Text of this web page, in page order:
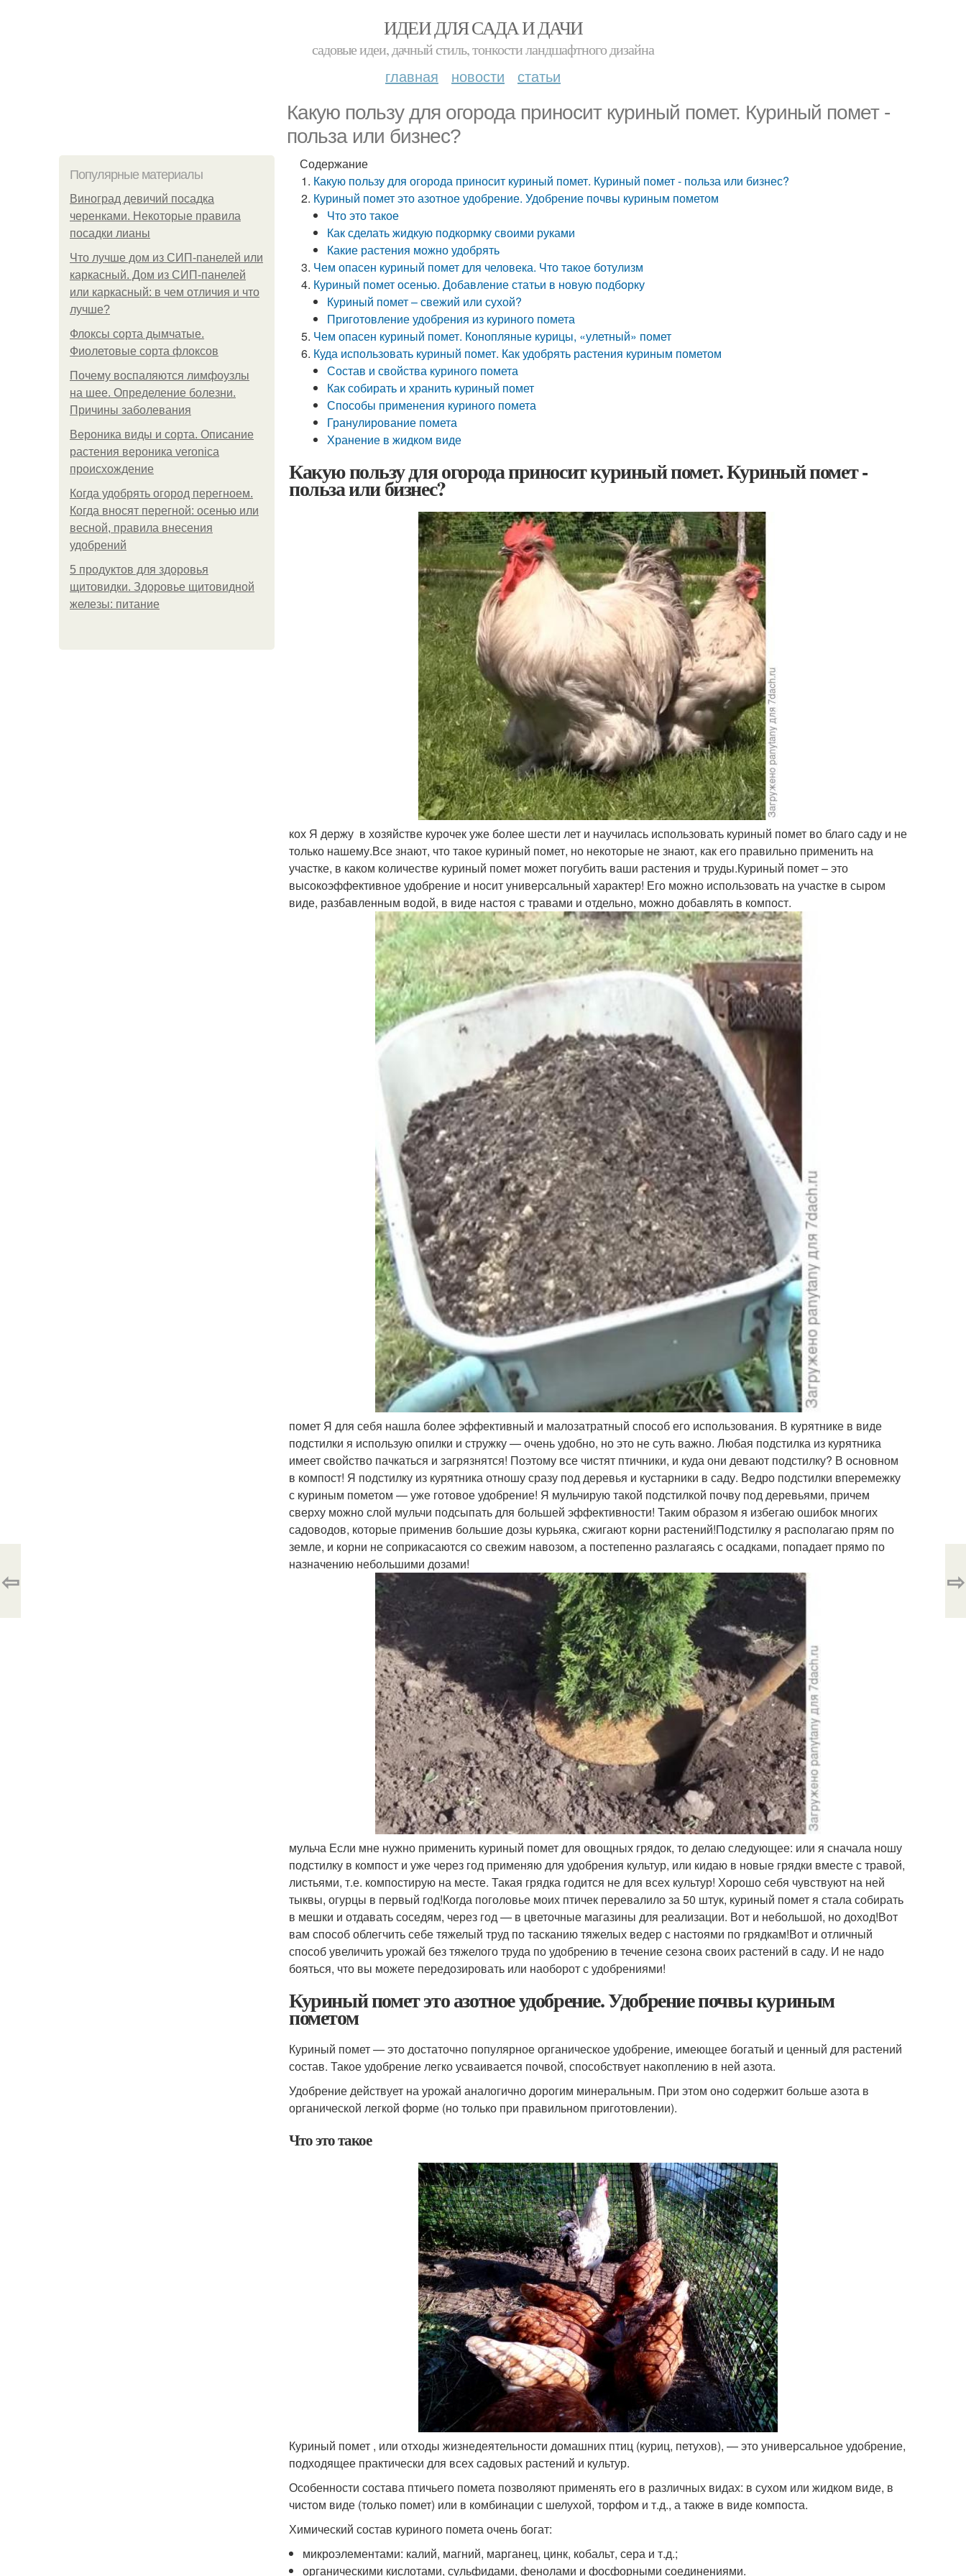
ИДЕИ ДЛЯ САДА И ДАЧИ
садовые идеи, дачный стиль, тонкости ландшафтного дизайна
главная новости статьи
Какую пользу для огорода приносит куриный помет. Куриный помет -
польза или бизнес?
Популярные материалы
Виноград девичий посадка
черенками. Некоторые правила
посадки лианы
Что лучше дом из СИП-панелей или
каркасный. Дом из СИП-панелей
или каркасный: в чем отличия и что
лучше?
Флоксы сорта дымчатые.
Фиолетовые сорта флоксов
Почему воспаляются лимфоузлы
на шее. Определение болезни.
Причины заболевания
Вероника виды и сорта. Описание
растения вероника veronica
происхождение
Когда удобрять огород перегноем.
Когда вносят перегной: осенью или
весной, правила внесения
удобрений
5 продуктов для здоровья
щитовидки. Здоровье щитовидной
железы: питание
Содержание
Какую пользу для огорода приносит куриный помет. Куриный помет - польза или бизнес?
Куриный помет это азотное удобрение. Удобрение почвы куриным пометом
Что это такое
Как сделать жидкую подкормку своими руками
Какие растения можно удобрять
Чем опасен куриный помет для человека. Что такое ботулизм
Куриный помет осенью. Добавление статьи в новую подборку
Куриный помет – свежий или сухой?
Приготовление удобрения из куриного помета
Чем опасен куриный помет. Конопляные курицы, «улетный» помет
Куда использовать куриный помет. Как удобрять растения куриным пометом
Состав и свойства куриного помета
Как собирать и хранить куриный помет
Способы применения куриного помета
Гранулирование помета
Хранение в жидком виде
Какую пользу для огорода приносит куриный помет. Куриный помет -
польза или бизнес?
кох Я держу в хозяйстве курочек уже более шести лет и научилась использовать куриный помет во благо саду и не
только нашему.Все знают, что такое куриный помет, но некоторые не знают, как его правильно применить на
участке, в каком количестве куриный помет может погубить ваши растения и труды.Куриный помет – это
высокоэффективное удобрение и носит универсальный характер! Его можно использовать на участке в сыром
виде, разбавленным водой, в виде настоя с травами и отдельно, можно добавлять в компост.
помет Я для себя нашла более эффективный и малозатратный способ его использования. В курятнике в виде
подстилки я использую опилки и стружку — очень удобно, но это не суть важно. Любая подстилка из курятника
имеет свойство пачкаться и загрязнятся! Поэтому все чистят птичники, и куда они девают подстилку? В основном
в компост! Я подстилку из курятника отношу сразу под деревья и кустарники в саду. Ведро подстилки вперемежку
с куриным пометом — уже готовое удобрение! Я мульчирую такой подстилкой почву под деревьями, причем
сверху можно слой мульчи подсыпать для большей эффективности! Таким образом я избегаю ошибок многих
садоводов, которые применив большие дозы курьяка, сжигают корни растений!Подстилку я располагаю прям по
земле, и корни не соприкасаются со свежим навозом, а постепенно разлагаясь с осадками, попадает прямо по
назначению небольшими дозами!
мульча Если мне нужно применить куриный помет для овощных грядок, то делаю следующее: или я сначала ношу
подстилку в компост и уже через год применяю для удобрения культур, или кидаю в новые грядки вместе с травой,
листьями, т.е. компостирую на месте. Такая грядка годится не для всех культур! Хорошо себя чувствуют на ней
тыквы, огурцы в первый год!Когда поголовье моих птичек перевалило за 50 штук, куриный помет я стала собирать
в мешки и отдавать соседям, через год — в цветочные магазины для реализации. Вот и небольшой, но доход!Вот
вам способ облегчить себе тяжелый труд по тасканию тяжелых ведер с настоями по грядкам!Вот и отличный
способ увеличить урожай без тяжелого труда по удобрению в течение сезона своих растений в саду. И не надо
бояться, что вы можете передозировать или наоборот с удобрениями!
Куриный помет это азотное удобрение. Удобрение почвы куриным
пометом
Куриный помет — это достаточно популярное органическое удобрение, имеющее богатый и ценный для растений
состав. Такое удобрение легко усваивается почвой, способствует накоплению в ней азота.
Удобрение действует на урожай аналогично дорогим минеральным. При этом оно содержит больше азота в
органической легкой форме (но только при правильном приготовлении).
Что это такое
Куриный помет , или отходы жизнедеятельности домашних птиц (куриц, петухов), — это универсальное удобрение,
подходящее практически для всех садовых растений и культур.
Особенности состава птичьего помета позволяют применять его в различных видах: в сухом или жидком виде, в
чистом виде (только помет) или в комбинации с шелухой, торфом и т.д., а также в виде компоста.
Химический состав куриного помета очень богат:
микроэлементами: калий, магний, марганец, цинк, кобальт, сера и т.д.;
органическими кислотами, сульфидами, фенолами и фосфорными соединениями.
⇦ ⇨